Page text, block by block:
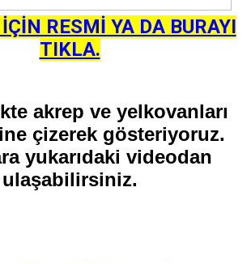
RESMİ YA DA BURAYI
TIKLA.
akrep ve yelkovanları
çizerek gösteriyoruz.
yukarıdaki videodan
ulaşabilirsiniz.